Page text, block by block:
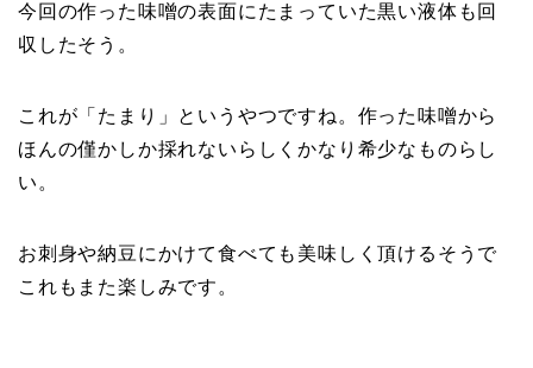
今回の作った味噌の表面にたまっていた黒い液体も回
収したそう。
これが「たまり」というやつですね。作った味噌から
ほんの僅かしか採れないらしくかなり希少なものらし
い。
お刺身や納豆にかけて食べても美味しく頂けるそうで
これもまた楽しみです。